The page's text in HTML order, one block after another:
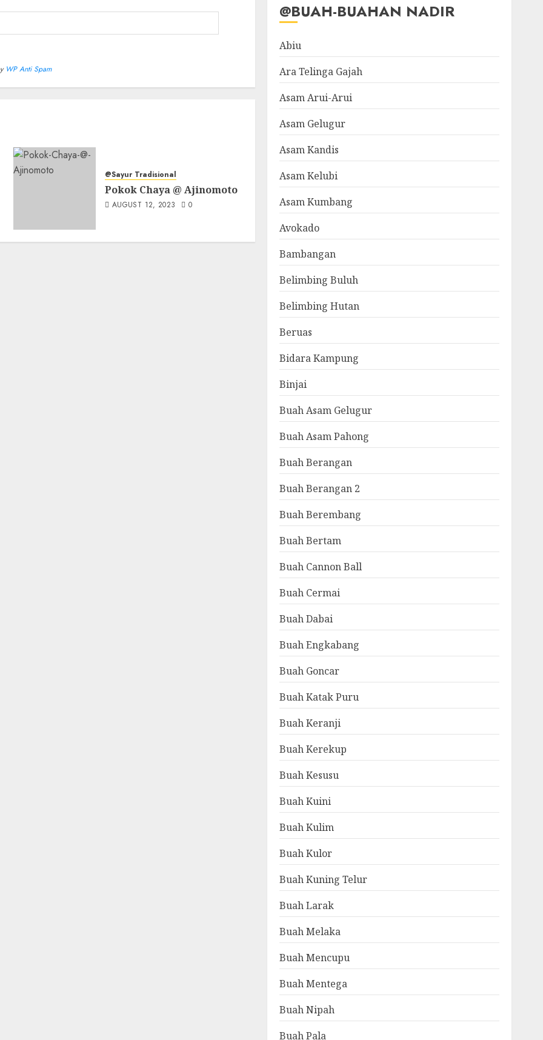
WP Anti Spam
@Sayur Tradisional
Pokok Chaya @ Ajinomoto
AUGUST 12, 2023 0
@BUAH-BUAHAN NADIR
Abiu
Ara Telinga Gajah
Asam Arui-Arui
Asam Gelugur
Asam Kandis
Asam Kelubi
Asam Kumbang
Avokado
Bambangan
Belimbing Buluh
Belimbing Hutan
Beruas
Bidara Kampung
Binjai
Buah Asam Gelugur
Buah Asam Pahong
Buah Berangan
Buah Berangan 2
Buah Berembang
Buah Bertam
Buah Cannon Ball
Buah Cermai
Buah Dabai
Buah Engkabang
Buah Goncar
Buah Katak Puru
Buah Keranji
Buah Kerekup
Buah Kesusu
Buah Kuini
Buah Kulim
Buah Kulor
Buah Kuning Telur
Buah Larak
Buah Melaka
Buah Mencupu
Buah Mentega
Buah Nipah
Buah Pala